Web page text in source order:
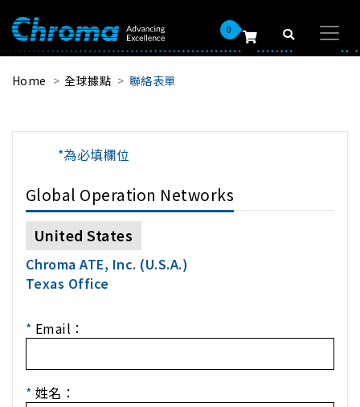
0
Home 全球據點 聯絡表單
*為必填欄位
Global Operation Networks
United States
Chroma ATE, Inc. (U.S.A.)
Texas Office
* Email：
* 姓名：